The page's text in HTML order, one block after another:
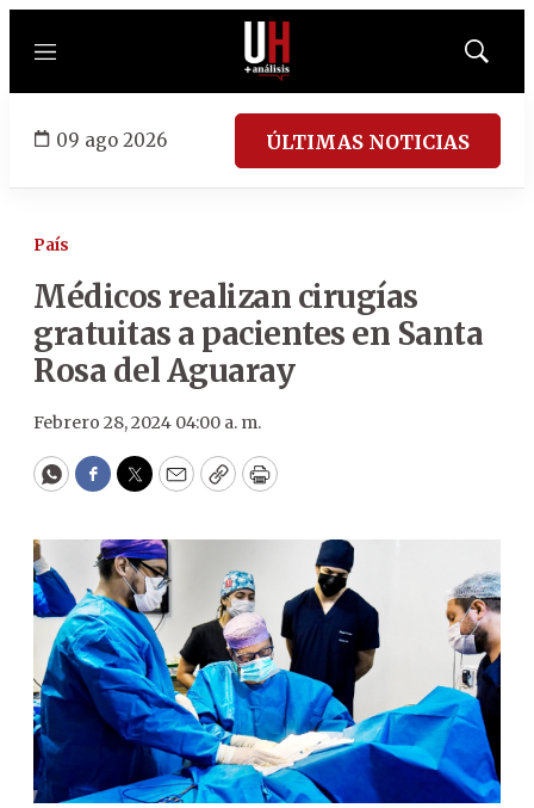
Menú
Mostrar
09 ago 2026 ÚLTIMAS NOTICIAS
País
Médicos realizan cirugías
gratuitas a pacientes en Santa
Rosa del Aguaray
Febrero 28, 2024 04:00 a. m.
WhatsApp
Facebook
Twitter
EmailCopyPrint